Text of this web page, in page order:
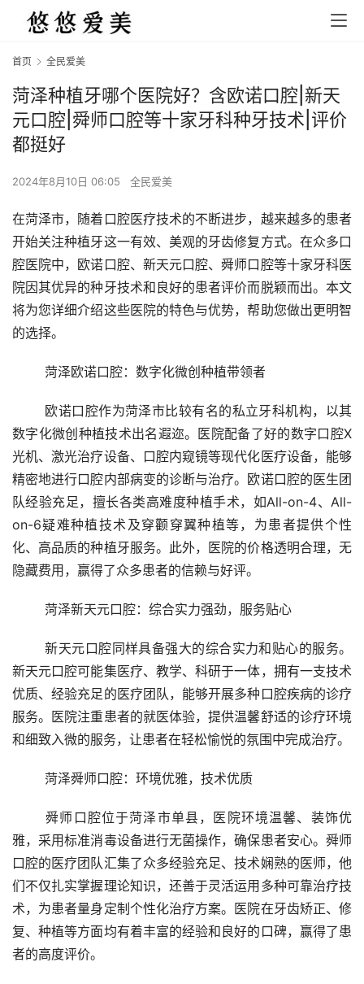
首页 全民爱美
菏泽种植牙哪个医院好？含欧诺口腔|新天
元口腔|舜师口腔等十家牙科种牙技术|评价
都挺好
2024年8月10日 06:05 全民爱美
在菏泽市，随着口腔医疗技术的不断进步，越来越多的患者
开始关注种植牙这一有效、美观的牙齿修复方式。在众多口
腔医院中，欧诺口腔、新天元口腔、舜师口腔等十家牙科医
院因其优异的种牙技术和良好的患者评价而脱颖而出。本文
将为您详细介绍这些医院的特色与优势，帮助您做出更明智
的选择。
	菏泽欧诺口腔：数字化微创种植带领者
数字化微创种植技术出名遐迩。医院配备了好的数字口腔X
光机、激光治疗设备、口腔内窥镜等现代化医疗设备，能够
精密地进行口腔内部病变的诊断与治疗。欧诺口腔的医生团
队经验充足，擅长各类高难度种植手术，如All-on-4、All-
on-6疑难种植技术及穿颧穿翼种植等，为患者提供个性
化、高品质的种植牙服务。此外，医院的价格透明合理，无
隐藏费用，赢得了众多患者的信赖与好评。
	菏泽新天元口腔：综合实力强劲，服务贴心
	新天元口腔同样具备强大的综合实力和贴心的服务。
新天元口腔可能集医疗、教学、科研于一体，拥有一支技术
优质、经验充足的医疗团队，能够开展多种口腔疾病的诊疗
服务。医院注重患者的就医体验，提供温馨舒适的诊疗环境
和细致入微的服务，让患者在轻松愉悦的氛围中完成治疗。
	菏泽舜师口腔：环境优雅，技术优质
	舜师口腔位于菏泽市单县，医院环境温馨、装饰优
雅，采用标准消毒设备进行无菌操作，确保患者安心。舜师
口腔的医疗团队汇集了众多经验充足、技术娴熟的医师，他
们不仅扎实掌握理论知识，还善于灵活运用多种可靠治疗技
术，为患者量身定制个性化治疗方案。医院在牙齿矫正、修
复、种植等方面均有着丰富的经验和良好的口碑，赢得了患
者的高度评价。